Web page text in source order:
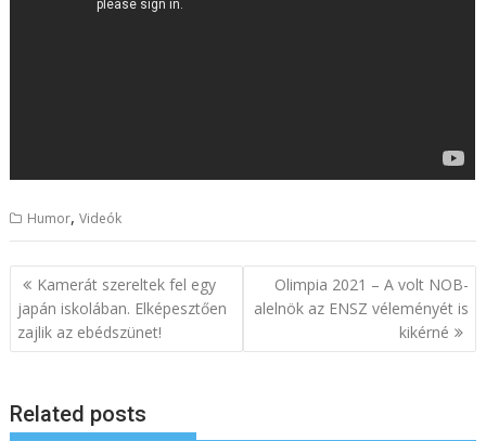
Humor,Videók
B
e
g
y
Kamerát szereltek fel egy
japán iskolában. Elképesztően
zajlik az ebédszünet!
Olimpia 2021 – A volt NOB-
alelnök az ENSZ véleményét is
kikérné
Related posts